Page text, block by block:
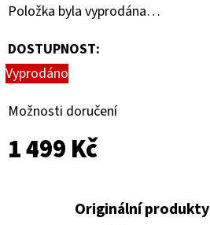
Položka byla vyprodána…
DOSTUPNOST:
Vyprodáno
Možnosti doručení
1 499 Kč
Originální produkty